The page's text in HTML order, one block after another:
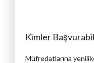
Kimler
Müfredatlarına